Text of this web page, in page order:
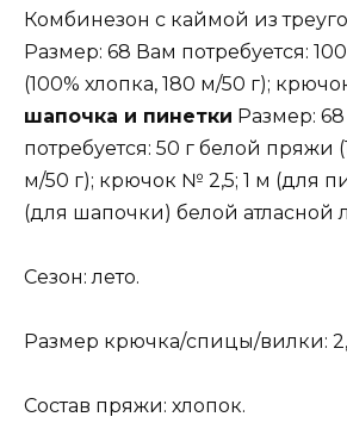
Комбинезон с каймой из
Размер: 68 Вам потребуется:
(100% хлопка, 180 м/50 г);
шапочка и пинетки Размер:
потребуется: 50 г белой пряжи
м/50 г); крючок № 2,5; 1 м (для
(для шапочки) белой атласной
Сезон: лето.
Размер крючка/спицы/вилки:
Состав пряжи: хлопок.